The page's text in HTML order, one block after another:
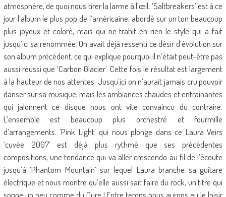
atmosphère, de quoi nous tirer la larme à l’œil, ‘Saltbreakers’ est à ce
jour l’album le plus pop de l’américaine, abordé sur un ton beaucoup
plus joyeux et coloré, mais qui ne trahit en rien le style qui a fait
jusqu’ici sa renommée. On avait déjà ressenti ce désir d’évolution sur
son album précédent, ce qui explique pourquoi il n’était peut-être pas
aussi réussi que ‘Carbon Glacier’. Cette fois le résultat est largement
à la hauteur de nos attentes. Jusqu’ici on n’aurait jamais cru pouvoir
danser sur sa musique, mais les ambiances chaudes et entraînantes
qui jalonnent ce disque nous ont vite convaincu du contraire.
L’ensemble est beaucoup plus orchestré et fourmille
d’arrangements. ‘Pink Light’ qui nous plonge dans ce Laura Veirs
‘cuvée 2007’ est déjà plus rythmé que ses précédentes
compositions, une tendance qui va aller crescendo au fil de l’écoute
jusqu’à ‘Phantom Mountain’ sur lequel Laura branche sa guitare
électrique et nous montre qu’elle aussi sait faire du rock, un titre qui
sonne un peu comme du Cure ! Entre temps nous aurons eu le loisir